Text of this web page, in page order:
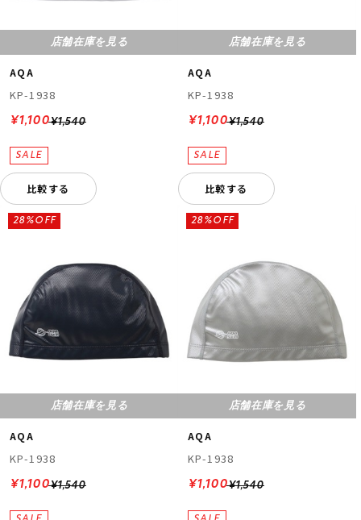
店舗在庫を見る
AQA
KP-1938
¥1,540
¥1,100
比較する
店舗在庫を見る
AQA
KP-1938
¥1,540
¥1,100
比較する
店舗在庫を見る
AQA
KP-1938
¥1,540
28%OFF
¥1,100
店舗在庫を見る
AQA
KP-1938
¥1,540
28%OFF
¥1,100